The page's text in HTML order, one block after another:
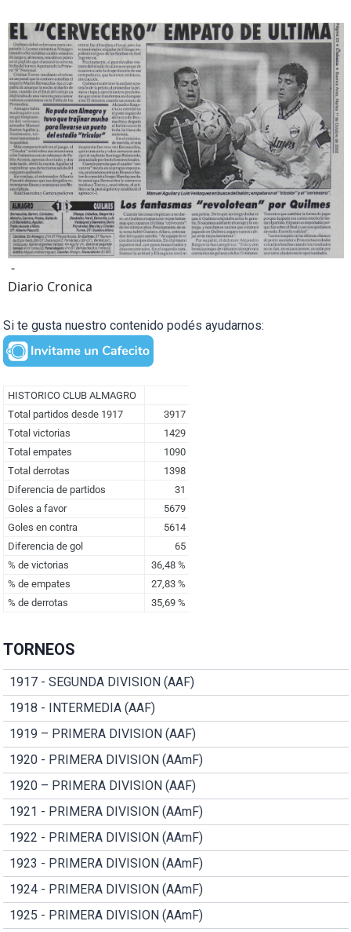
-
Diario Cronica
Si te gusta nuestro contenido podés ayudarnos:
TORNEOS
1917 - SEGUNDA DIVISION (AAF)
1918 - INTERMEDIA (AAF)
1919 – PRIMERA DIVISION (AAF)
1920 - PRIMERA DIVISION (AAmF)
1920 – PRIMERA DIVISION (AAF)
1921 - PRIMERA DIVISION (AAmF)
1922 - PRIMERA DIVISION (AAmF)
1923 - PRIMERA DIVISION (AAmF)
1924 - PRIMERA DIVISION (AAmF)
1925 - PRIMERA DIVISION (AAmF)